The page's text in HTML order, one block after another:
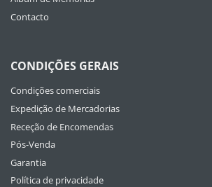
Contacto
CONDIÇÕES GERAIS
Condições comerciais
Expedição de Mercadorias
Receção de Encomendas
Pós-Venda
Garantia
Política de privacidade